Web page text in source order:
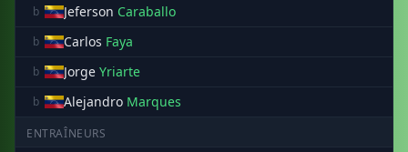
b Jeferson Caraballo
b Carlos Faya
b Jorge Yriarte
b Alejandro Marques
ENTRAÎNEURS